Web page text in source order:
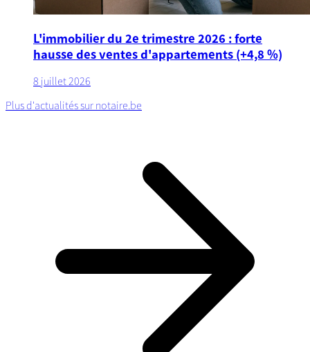
L'immobilier du 2e trimestre 2026 : forte
hausse des ventes d'appartements (+4,8 %)
8 juillet 2026
Plus d'actualités sur notaire.be